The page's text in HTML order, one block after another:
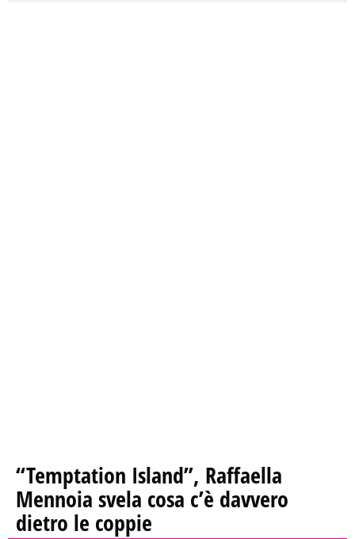
“Temptation Island”, Raffaella
Mennoia svela cosa c’è davvero
dietro le coppie